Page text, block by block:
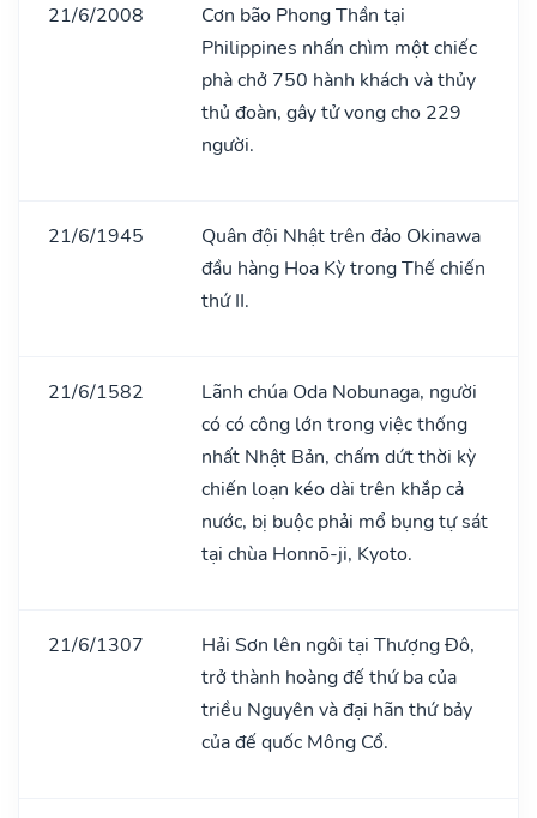
21/6/2008
Cơn bão Phong Thần tại
Philippines nhấn chìm một chiếc
phà chở 750 hành khách và thủy
thủ đoàn, gây tử vong cho 229
người.
21/6/1945
Quân đội Nhật trên đảo Okinawa
đầu hàng Hoa Kỳ trong Thế chiến
thứ II.
21/6/1582
Lãnh chúa Oda Nobunaga, người
có có công lớn trong việc thống
nhất Nhật Bản, chấm dứt thời kỳ
chiến loạn kéo dài trên khắp cả
nước, bị buộc phải mổ bụng tự sát
tại chùa Honnō-ji, Kyoto.
21/6/1307
Hải Sơn lên ngôi tại Thượng Đô,
trở thành hoàng đế thứ ba của
triều Nguyên và đại hãn thứ bảy
của đế quốc Mông Cổ.